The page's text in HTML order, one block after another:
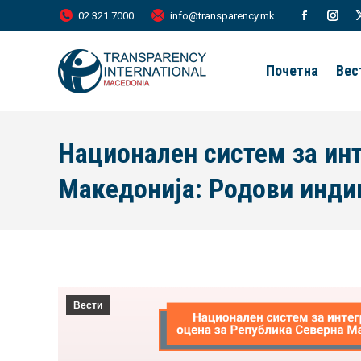
02 321 7000 info@transparency.mk
Facebook
window
Почетна
Национален систем за
Македонија: Родови
Вести